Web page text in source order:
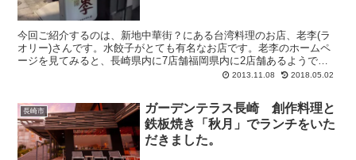
今回ご紹介するのは、新地中華街？にある台湾料理のお店、老李(ラ
オリー)さんです。水餃子がとても有名なお店です。老李のホームペ
ージを見てみると、長崎県内に7店舗福岡県内に2店舗あるようで
2013.11.08 2018.05.02
長崎市
ガーデンテラス長崎 創作料理と
鉄板焼き「秋月」でランチをいた
だきました。